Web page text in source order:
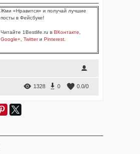
Жми «Нравится» и получай лучшие
посты в Фейсбуке!
Читайте 1Bestlife.ru в ВКонтакте
Google+ Twitterи Pinterest
1328 0 0.0/0